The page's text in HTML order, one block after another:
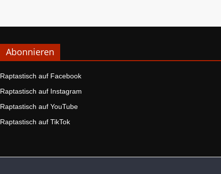
Abonnieren
Raptastisch auf Facebook
Raptastisch auf Instagram
Raptastisch auf YouTube
Raptastisch auf TikTok